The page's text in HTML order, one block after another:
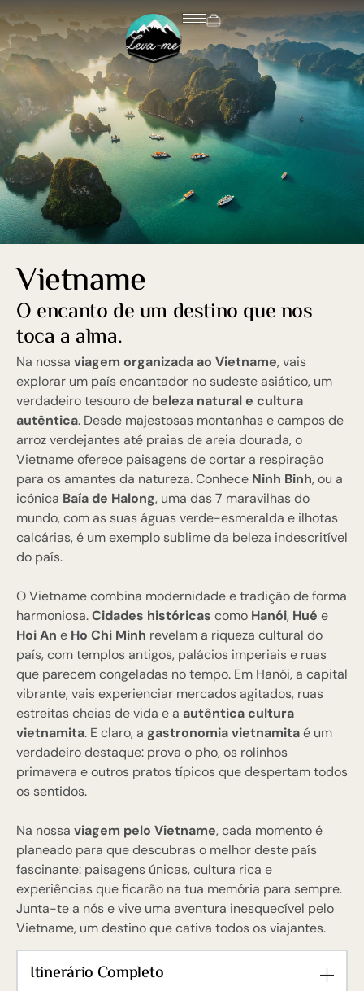
Vietname
O encanto de um destino que nos
toca a alma.
Na nossa viagem organizada ao Vietname, vais
explorar um país encantador no sudeste asiático, um
verdadeiro tesouro de beleza natural e cultura
autêntica. Desde majestosas montanhas e campos de
arroz verdejantes até praias de areia dourada, o
Vietname oferece paisagens de cortar a respiração
para os amantes da natureza. Conhece Ninh Binh, ou a
icónica Baía de Halong, uma das 7 maravilhas do
mundo, com as suas águas verde-esmeralda e ilhotas
calcárias, é um exemplo sublime da beleza indescritível
do país.
O Vietname combina modernidade e tradição de forma
harmoniosa.Cidades históricas como Hanói, Hué e
Hoi An e Ho Chi Minh revelam a riqueza cultural do
país, com templos antigos, palácios imperiais e ruas
que parecem congeladas no tempo. Em Hanói, a capital
vibrante, vais experienciar mercados agitados, ruas
estreitas cheias de vida e a autêntica cultura
vietnamita. E claro, a gastronomia vietnamitaé um
verdadeiro destaque: prova o pho, os rolinhos
primavera e outros pratos típicos que despertam todos
os sentidos.
Na nossa viagem pelo Vietname, cada momento é
planeado para que descubras o melhor deste país
fascinante: paisagens únicas, cultura rica e
experiências que ficarão na tua memória para sempre.
Junta-te a nós e vive uma aventura inesquecível pelo
Vietname, um destino que cativa todos os viajantes.
Itinerário Completo